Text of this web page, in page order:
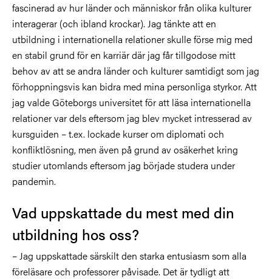
fascinerad av hur länder och människor från olika kulturer
interagerar (och ibland krockar). Jag tänkte att en
utbildning i internationella relationer skulle förse mig med
en stabil grund för en karriär där jag får tillgodose mitt
behov av att se andra länder och kulturer samtidigt som jag
förhoppningsvis kan bidra med mina personliga styrkor. Att
jag valde Göteborgs universitet för att läsa internationella
relationer var dels eftersom jag blev mycket intresserad av
kursguiden – t.ex. lockade kurser om diplomati och
konfliktlösning, men även på grund av osäkerhet kring
studier utomlands eftersom jag började studera under
pandemin.
Vad uppskattade du mest med din
utbildning hos oss?
– Jag uppskattade särskilt den starka entusiasm som alla
föreläsare och professorer påvisade. Det är tydligt att